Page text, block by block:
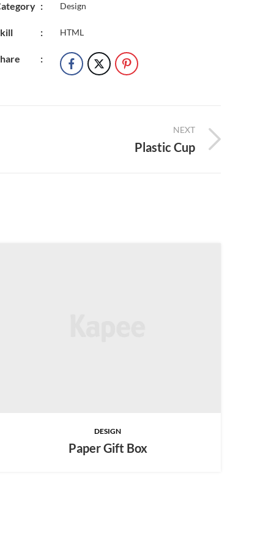
: Design
: HTML
:
NEXT
Plastic Cup
DESIGN
Paper Gift Box